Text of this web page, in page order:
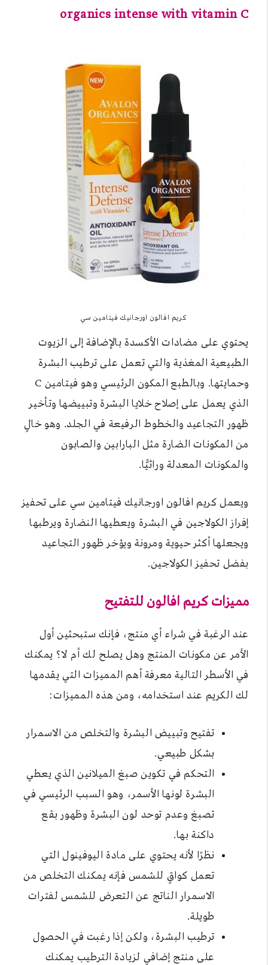
organics intense with vitamin C
كريم افالون اورجانيك فيتامين سي
يحتوي على مضادات الأكسدة بالإضافة إلى الزيوت
الطبيعية المغذية والتي تعمل على ترطيب البشرة
وحمايتها. وبالطبع المكون الرئيسي وهو فيتامين C
الذي يعمل على إصلاح خلايا البشرة وتبييضها وتأخير
ظهور التجاعيد والخطوط الرفيعة في الجلد. وهو خالٍ
من المكونات الضارة مثل البارابين والصابون
والمكونات المعدلة وراثيًّا.
ويعمل كريم افالون اورجانيك فيتامين سي على تحفيز
إفراز الكولاجين في البشرة ويعطيها النضارة ويرطبها
ويجعلها أكثر حيوية ومرونة ويؤخر ظهور التجاعيد
بفضل تحفيز الكولاجين.
مميزات كريم افالون للتفتيح
عند الرغبة في شراء أي منتج، فإنك ستبحثين أول
الأمر عن مكونات المنتج وهل يصلح لك أم لا؟ يمكنك
في الأسطر التالية معرفة أهم المميزات التي يقدمها
لك الكريم عند استخدامه، ومن هذه المميزات:
تفتيح وتبييض البشرة والتخلص من الاسمرار
بشكل طبيعي.
التحكم في تكوين صبغ الميلانين الذي يعطي
البشرة لونها الأسمر، وهو السبب الرئيسي في
تصبغ وعدم توحد لون البشرة وظهور بقع
داكنة بها.
نظرًا لأنه يحتوي على مادة اليوفينول التي
تعمل كواقٍ للشمس فإنه يمكنك التخلص من
الاسمرار الناتج عن التعرض للشمس لفترات
طويلة.
ترطيب البشرة، ولكن إذا رغبت في الحصول
على منتج إضافي لزيادة الترطيب يمكنك